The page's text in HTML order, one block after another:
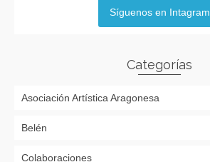
Síguenos en Intagram
Categorías
Asociación Artística Aragonesa
Belén
Colaboraciones